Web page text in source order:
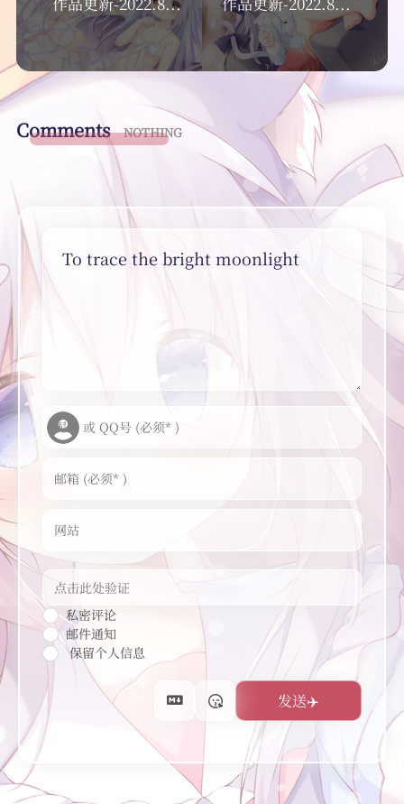
Comments NOTHING
To trace the bright moonlight
私密评论
邮件通知
保留个人信息